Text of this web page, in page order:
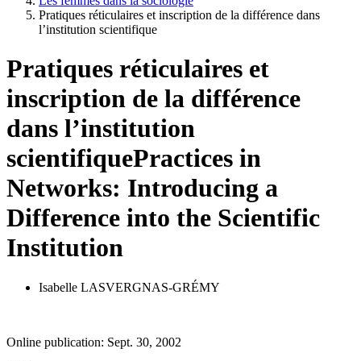
Pratiques réticulaires et inscription de la différence dans
l’institution scientifique
Pratiques réticulaires et
inscription de la différence
dans l’institution
scientifiquePractices in
Networks: Introducing a
Difference into the Scientific
Institution
Isabelle LASVERGNAS-GRÉMY
Online publication: Sept. 30, 2002